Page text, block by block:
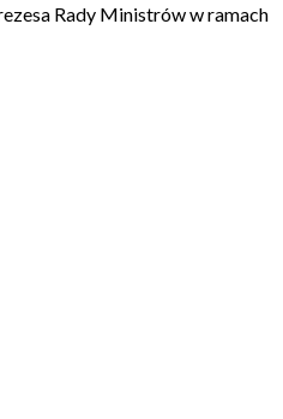
Rady Ministrów w ramach